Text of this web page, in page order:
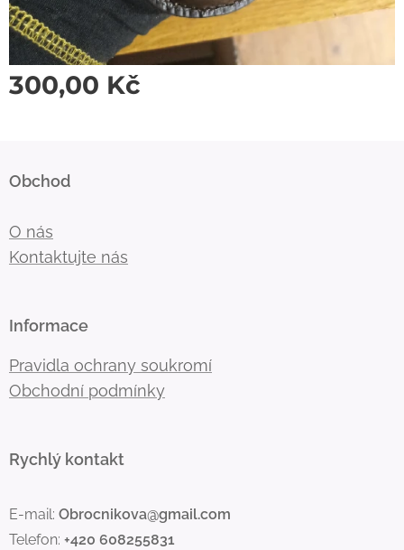
300,00 Kč
Obchod
O nás
Kontaktujte nás
Informace
Pravidla ochrany soukromí
Obchodní podmínky
Rychlý kontakt
E-mail: Obrocnikova@gmail.com
Telefon: +420 608255831